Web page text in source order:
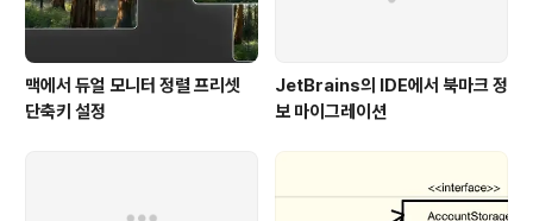
맥에서 듀얼 모니터 정렬 프리셋
단축키 설정
JetBrains의 IDE에서 북마크 정
보 마이그레이션